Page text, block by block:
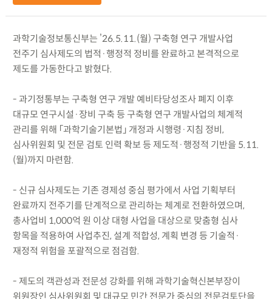
과학기술정보통신부는 ’26.5.11.(월) 구축형 연구 개발사업
전주기 심사제도의 법적·행정적 정비를 완료하고 본격적으로
제도를 가동한다고 밝혔다.
- 과기정통부는 구축형 연구 개발 예비타당성조사 폐지 이후
대규모 연구시설·장비 구축 등 구축형 연구 개발사업의 체계적
관리를 위해 「과학기술기본법」 개정과 시행령·지침 정비,
심사위원회 및 전문 검토 인력 확보 등 제도적·행정적 기반을 5.11.
(월)까지 마련함.
- 신규 심사제도는 기존 경제성 중심 평가에서 사업 기획부터
완료까지 전주기를 단계적으로 관리하는 체계로 전환하였으며,
총사업비 1,000억 원 이상 대형 사업을 대상으로 맞춤형 심사
항목을 적용하여 사업추진, 설계 적합성, 계획 변경 등 기술적·
재정적 위험을 포괄적으로 점검함.
- 제도의 객관성과 전문성 강화를 위해 과학기술혁신본부장이
위원장인 심사위원회 및 대규모 민간 전문가 중심의 전문검토단을